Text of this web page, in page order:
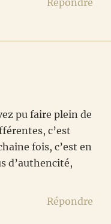
Répondre
pu faire plein de
c’est
fois, c’est en
d’authencité,
Répondre